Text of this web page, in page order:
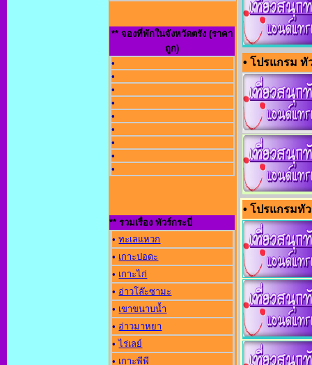
** จองที่พักในจังหวัดตรัง (ราคา
ถูก)
•
•
•
•
•
•
•
•
•
** รวมเรื่อง ทัวร์กระบี่
•ทะเลแหวก
• เกาะปอดะ
• เกาะไก่
• อ่าวโล๊ะซามะ
• เขาขนาบน้ำ
• อ่าวมาหยา
• ไร่เลย์
• เกาะพีพี
• โปรแกรม ทั
• โปรแกรมทั